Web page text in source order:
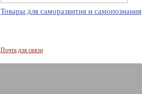
Товары для саморазвития и самопознания
Почта для связи